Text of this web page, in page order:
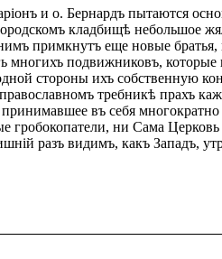
и о. Бернардъ пытаются
кладбищѣ небольшое
примкнутъ еще новые братья,
многихъ подвижниковъ,
стороны ихъ собственную
требникѣ прахъ
въ себя
гробокопатели, ни Сама
разъ видимъ, какъ Западъ,